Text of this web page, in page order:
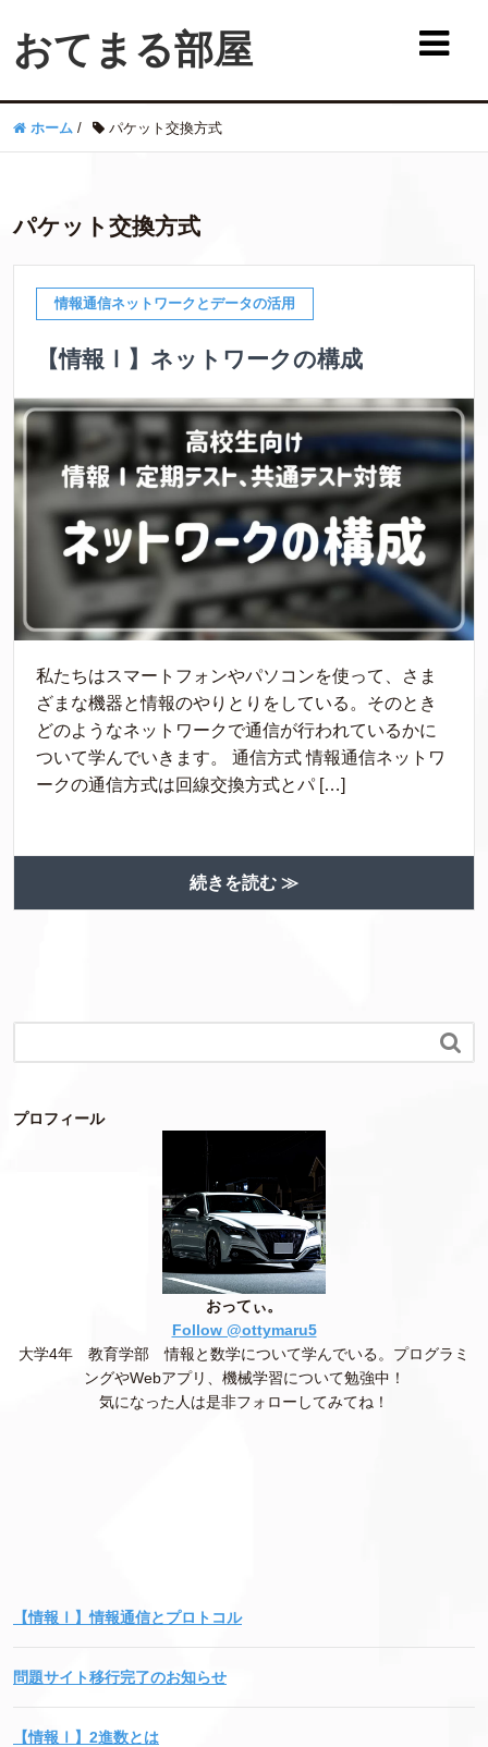
おてまる部屋
ホーム / パケット交換方式
パケット交換方式
情報通信ネットワークとデータの活用
【情報Ⅰ】ネットワークの構成
私たちはスマートフォンやパソコンを使って、さま
ざまな機器と情報のやりとりをしている。そのとき
どのようなネットワークで通信が行われているかに
ついて学んでいきます。 通信方式 情報通信ネットワ
ークの通信方式は回線交換方式とパ […]
続きを読む ≫

プロフィール
おってぃ。
Follow @ottymaru5
大学4年 教育学部 情報と数学について学んでいる。プログラミ
ングやWebアプリ、機械学習について勉強中！
気になった人は是非フォローしてみてね！
【情報Ⅰ】情報通信とプロトコル
問題サイト移行完了のお知らせ
【情報Ⅰ】2進数とは